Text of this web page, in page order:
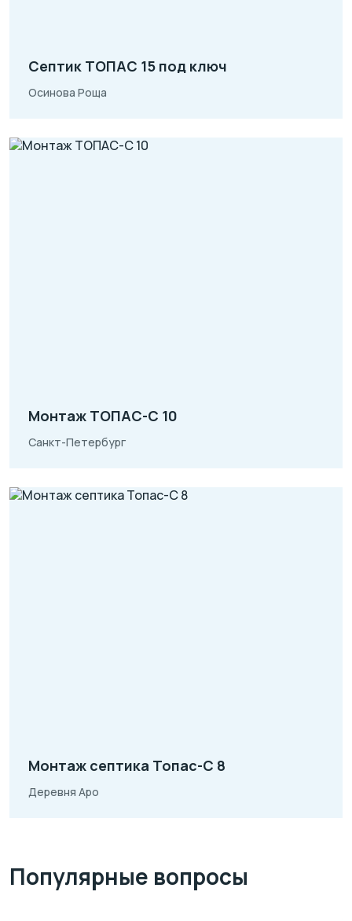
Септик ТОПАС 15 под ключ
Осинова Роща
Монтаж ТОПАС-С 10
Санкт-Петербург
Монтаж септика Топас-С 8
Деревня Аро
Популярные вопросы